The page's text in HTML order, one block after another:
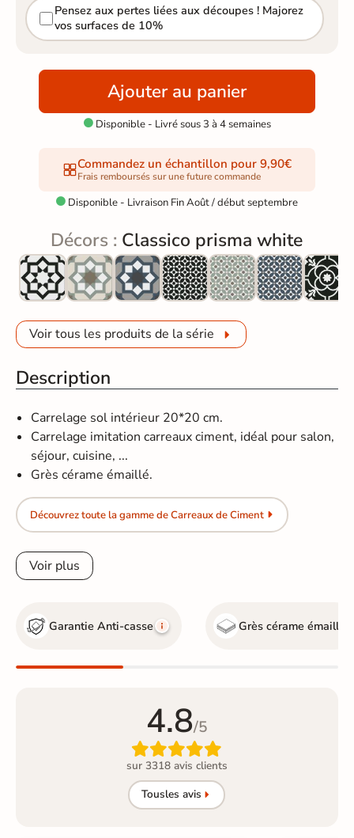
Pensez aux pertes liées aux découpes ! Majorez
vos surfaces de 10%
Ajouter au panier
Disponible - Livré sous 3 à 4 semaines
Commandez un échantillon pour 9,90€
Frais remboursés sur une future commande
 Disponible - Livraison Fin Août / début septembre
Décors : Classico prisma white
Voir tous les produits de la série
Description
Carrelage sol intérieur 20*20 cm.
Carrelage imitation carreaux ciment, idéal pour salon,
séjour, cuisine, ...
Grès cérame émaillé.
Découvrez toute la gamme de Carreaux de Ciment
Voir plus
Garantie Anti-casse Grès cérame émaillé
4.8/5

sur 3318 avis clients
Tousles avis